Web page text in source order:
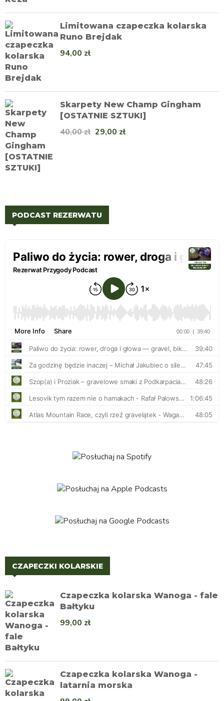
Limitowana czapeczka kolarska
Runo Brejdak
94,00 zł
Skarpety New Champ Gingham
[OSTATNIE SZTUKI]
40,00zł 29,00 zł
PODCAST REZERWATU
CZAPECZKI KOLARSKIE
Czapeczka kolarska Wanoga - fale
Bałtyku
99,00 zł
Czapeczka kolarska Wanoga -
latarnia morska